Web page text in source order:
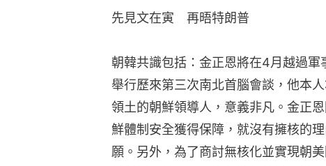
先見文在寅　再晤特朗普
朝韓共識包括：金正恩將在4月越過
舉行歷來第三次南北首腦會談，他本
領土的朝鮮領導人，意義非凡。金正
鮮體制安全獲得保障，就沒有擁核的
願。另外，為了商討無核化並實現朝